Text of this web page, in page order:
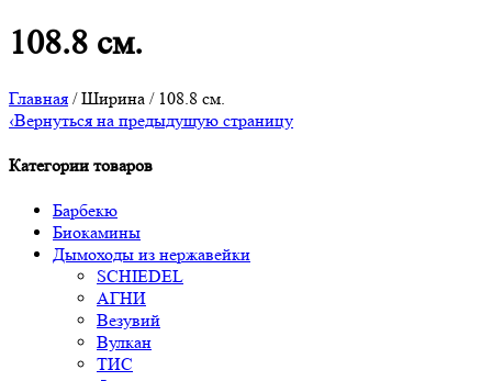
108.8 см.
Главная / Ширина / 108.8 см.
‹Вернуться на предыдущую страницу
Категории товаров
Барбекю
Биокамины
Дымоходы из нержавейки
SCHIEDEL
АГНИ
Везувий
Вулкан
ТИС